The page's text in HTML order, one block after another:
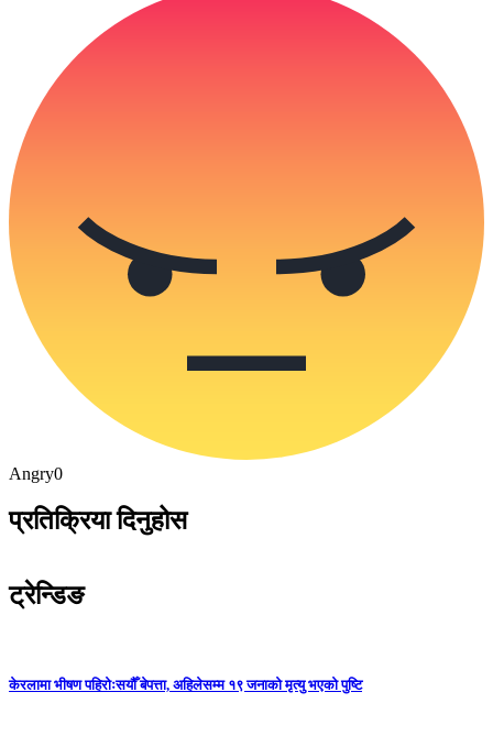
Angry0
प्रतिक्रिया दिनुहोस
ट्रेन्डिङ
केरलामा भीषण पहिरोःसयौँ बेपत्ता, अहिलेसम्म १९ जनाको मृत्यु भएको पुष्टि